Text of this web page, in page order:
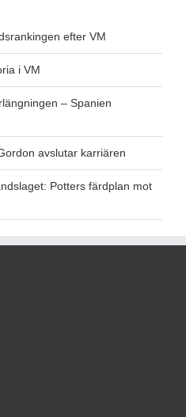
efter VM
i VM
– Spanien
avslutar karriären
Potters färdplan mot